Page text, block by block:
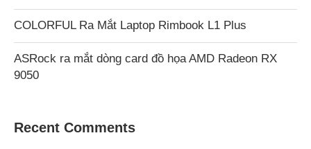
COLORFUL Ra Mắt Laptop Rimbook L1 Plus
ASRock ra mắt dòng card đồ họa AMD Radeon RX
9050
Recent Comments